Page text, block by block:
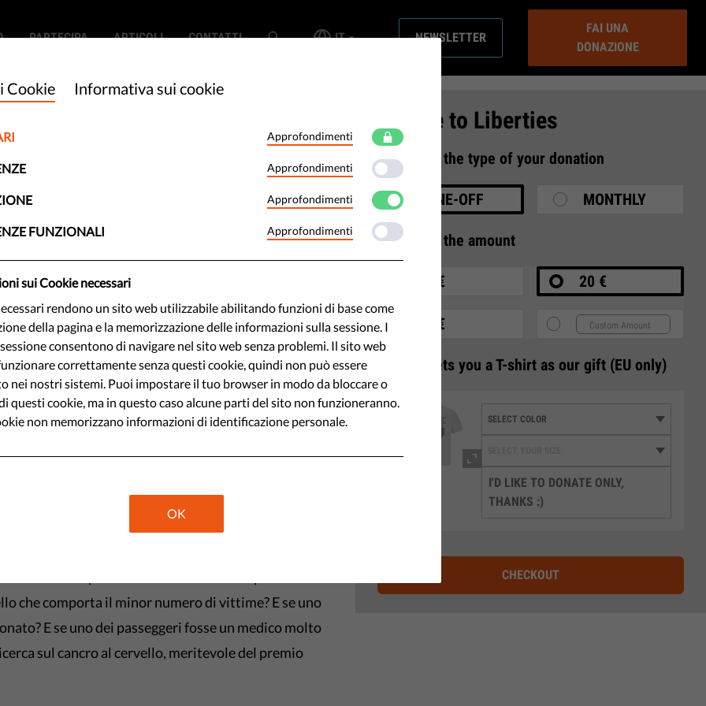
PARTECIPA ARTICOLI CONTATTI IT NEWSLETTER
FAI UNA
DONAZIONE
guida
in grado di
giuste?
in alcuni dei molti
e l'intelligenza
nell'industria, nei media
artificiale? Sicuramente sì. Sono pronto a
due articoli sulle scelte che le auto a guida
scegliere di salvare la vita delle persone sedute al
Si deve prevedere il numero di vite perse in
che comporta il minor numero di vittime? E se uno
E se uno dei passeggeri fosse un medico molto
sul cancro al cervello, meritevole del premio
Donate to Liberties
1 Select the type of your donation
ONE-OFF MONTHLY
2 Select the amount
10 € 20 €
35 €
€50 gets you a T-shirt as our gift (EU only)
I'D LIKE TO DONATE ONLY,
THANKS :)
CHECKOUT
Cookie Informativa sui cookie
Approfondimenti
Approfondimenti
Approfondimenti
FUNZIONALI Approfondimenti
sui Cookie necessari
rendono un sito web utilizzabile abilitando funzioni di base come
della pagina e la memorizzazione delle informazioni sulla sessione. I
consentono di navigare nel sito web senza problemi. Il sito web
correttamente senza questi cookie, quindi non può essere
nei nostri sistemi. Puoi impostare il tuo browser in modo da bloccare o
questi cookie, ma in questo caso alcune parti del sito non funzioneranno.
non memorizzano informazioni di identificazione personale.
OK